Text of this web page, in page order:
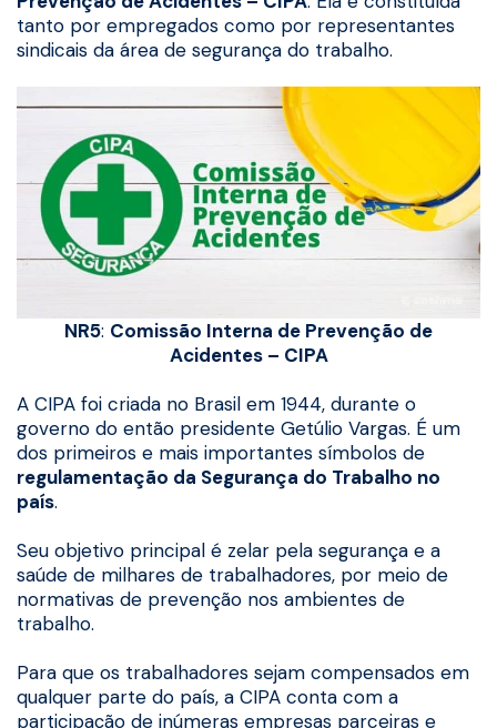
tanto por empregados como por representantes
sindicais da área de segurança do trabalho.
NR5: Comissão Interna de Prevenção de
Acidentes – CIPA
A CIPA foi criada no Brasil em 1944, durante o
governo do então presidente Getúlio Vargas. É um
dos primeiros e mais importantes símbolos de
regulamentação da Segurança do Trabalho no
país.
Seu objetivo principal é zelar pela segurança e a
saúde de milhares de trabalhadores, por meio de
normativas de prevenção nos ambientes de
trabalho.
Para que os trabalhadores sejam compensados em
qualquer parte do país, a CIPA conta com a
participação de inúmeras empresas parceiras e